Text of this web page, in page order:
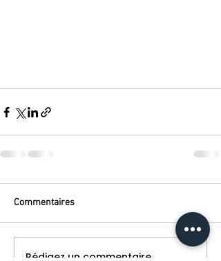
Commentaires
Rédigez un commentaire...